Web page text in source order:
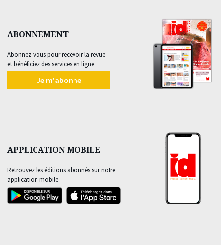
ABONNEMENT
Abonnez-vous pour recevoir la revue
et bénéficiez des services en ligne
Je m'abonne
APPLICATION MOBILE
Retrouvez les éditions abonnés sur notre
application mobile